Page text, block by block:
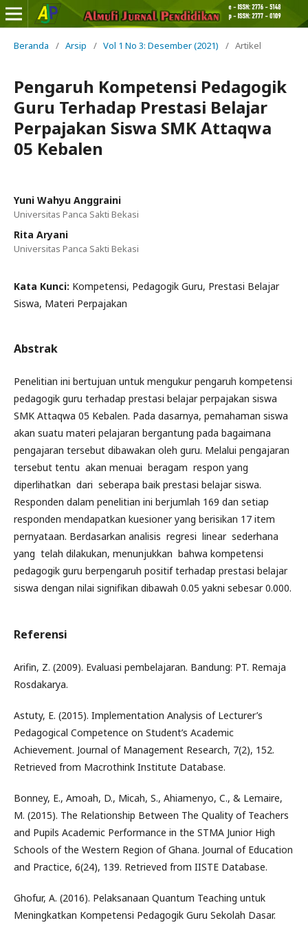
Beranda / Arsip / Vol 1 No 3: Desember (2021) / Artikel
Pengaruh Kompetensi Pedagogik
Guru Terhadap Prestasi Belajar
Perpajakan Siswa SMK Attaqwa
05 Kebalen
Yuni Wahyu Anggraini
Universitas Panca Sakti Bekasi
Rita Aryani
Universitas Panca Sakti Bekasi
Kata Kunci: Kompetensi, Pedagogik Guru, Prestasi Belajar
Siswa, Materi Perpajakan
Abstrak
Penelitian ini bertujuan untuk mengukur pengaruh kompetensi
pedagogik guru terhadap prestasi belajar perpajakan siswa
SMK Attaqwa 05 Kebalen. Pada dasarnya, pemahaman siswa
akan suatu materi pelajaran bergantung pada bagaimana
pengajaran tersebut dibawakan oleh guru. Melalui pengajaran
tersebut tentu akan menuai beragam respon yang
diperlihatkan dari seberapa baik prestasi belajar siswa.
Responden dalam penelitian ini berjumlah 169 dan setiap
responden mendapatkan kuesioner yang berisikan 17 item
pernyataan. Berdasarkan analisis regresi linear sederhana
yang telah dilakukan, menunjukkan bahwa kompetensi
pedagogik guru berpengaruh positif terhadap prestasi belajar
siswa dengan nilai signifikan dibawah 0.05 yakni sebesar 0.000.
Referensi
Arifin, Z. (2009). Evaluasi pembelajaran. Bandung: PT. Remaja
Rosdakarya.
Astuty, E. (2015). Implementation Analysis of Lecturer’s
Pedagogical Competence on Student’s Academic
Achievement. Journal of Management Research, 7(2), 152.
Retrieved from Macrothink Institute Database.
Bonney, E., Amoah, D., Micah, S., Ahiamenyo, C., & Lemaire,
M. (2015). The Relationship Between The Quality of Teachers
and Pupils Academic Performance in the STMA Junior High
Schools of the Western Region of Ghana. Journal of Education
and Practice, 6(24), 139. Retrieved from IISTE Database.
Ghofur, A. (2016). Pelaksanaan Quantum Teaching untuk
Meningkatkan Kompetensi Pedagogik Guru Sekolah Dasar.